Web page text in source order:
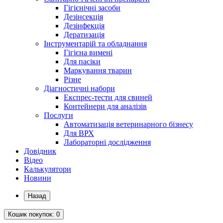
Гігієнічні засоби
Дезінсекція
Дезінфекція
Дератизація
Інструментарій та обладнання
Гігієна вимені
Для пасіки
Маркування тварин
Різне
Діагностичні набори
Експрес-тести для свиней
Контейнери для аналізів
Послуги
Автоматизація ветеринарного бізнесу
Для ВРХ
Лабораторні дослідження
Довідник
Відео
Калькулятори
Новини
Назад
Кошик покупок: 0